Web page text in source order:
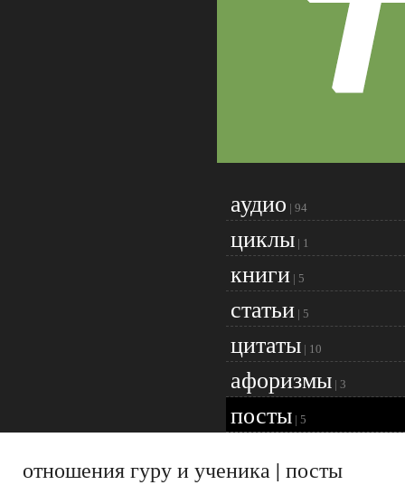
аудио | 94
циклы | 1
книги | 5
статьи | 5
цитаты | 10
афоризмы | 3
посты | 5
отношения гуру и ученика | посты